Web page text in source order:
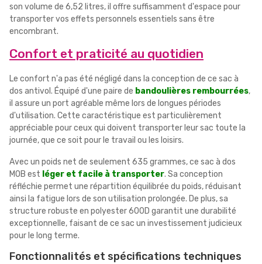
son volume de 6,52 litres, il offre suffisamment d'espace pour
transporter vos effets personnels essentiels sans être
encombrant.
Confort et praticité au quotidien
Le confort n'a pas été négligé dans la conception de ce sac à
dos antivol. Équipé d'une paire de bandoulières rembourrées,
il assure un port agréable même lors de longues périodes
d'utilisation. Cette caractéristique est particulièrement
appréciable pour ceux qui doivent transporter leur sac toute la
journée, que ce soit pour le travail ou les loisirs.
Avec un poids net de seulement 635 grammes, ce sac à dos
MOB est léger et facile à transporter. Sa conception
réfléchie permet une répartition équilibrée du poids, réduisant
ainsi la fatigue lors de son utilisation prolongée. De plus, sa
structure robuste en polyester 600D garantit une durabilité
exceptionnelle, faisant de ce sac un investissement judicieux
pour le long terme.
Fonctionnalités et spécifications techniques